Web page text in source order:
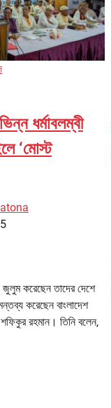
ধর্মাবলম্বী
‘মোস্ট
জুলুম করেছেন তাদের দেশে
করেছেন বাংলাদেশ
রহমান। তিনি বলেন,